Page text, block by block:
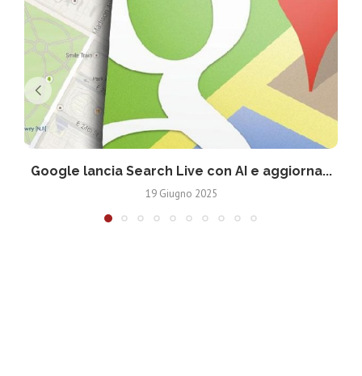
Google lancia Search Live con AI e aggiorna...
19 Giugno 2025